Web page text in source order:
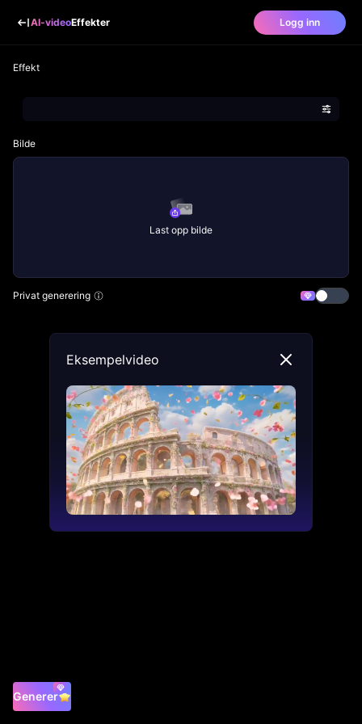
AI-videoEffekter Logg inn
Effekt
Bilde
Last opp bilde
Privat generering
Generer
Eksempelvideo